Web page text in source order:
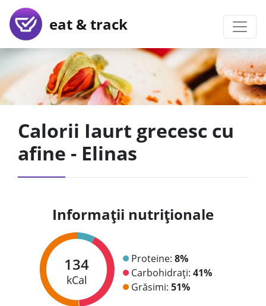
eat & track
Calorii Iaurt grecesc cu
afine - Elinas
Informații nutriționale
134
kCal
Proteine: 8%
Carbohidrați: 41%
Grăsimi: 51%